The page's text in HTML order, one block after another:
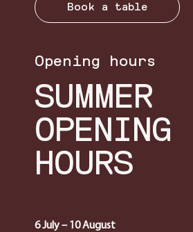
Opening hours
SUMMER
OPENING
HOURS
6 July – 10 August
Book a table